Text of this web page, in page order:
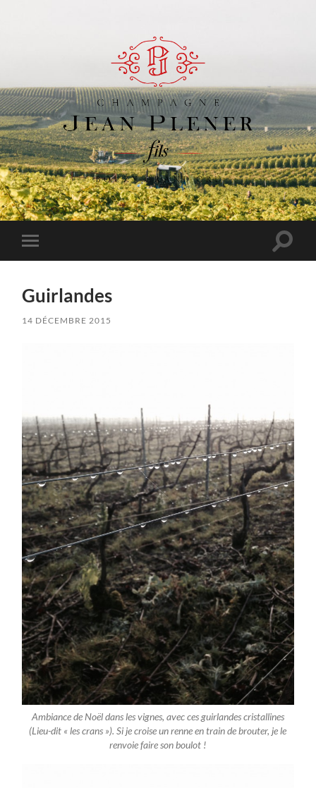
Champagne
Jean
Plener
Toggle
mobile
Toggle
Guirlandes
14 DÉCEMBRE 2015
Ambiance de Noël dans les vignes, avec ces guirlandes cristallines
(Lieu-dit « les crans »). Si je croise un renne en train de brouter, je le
renvoie faire son boulot !